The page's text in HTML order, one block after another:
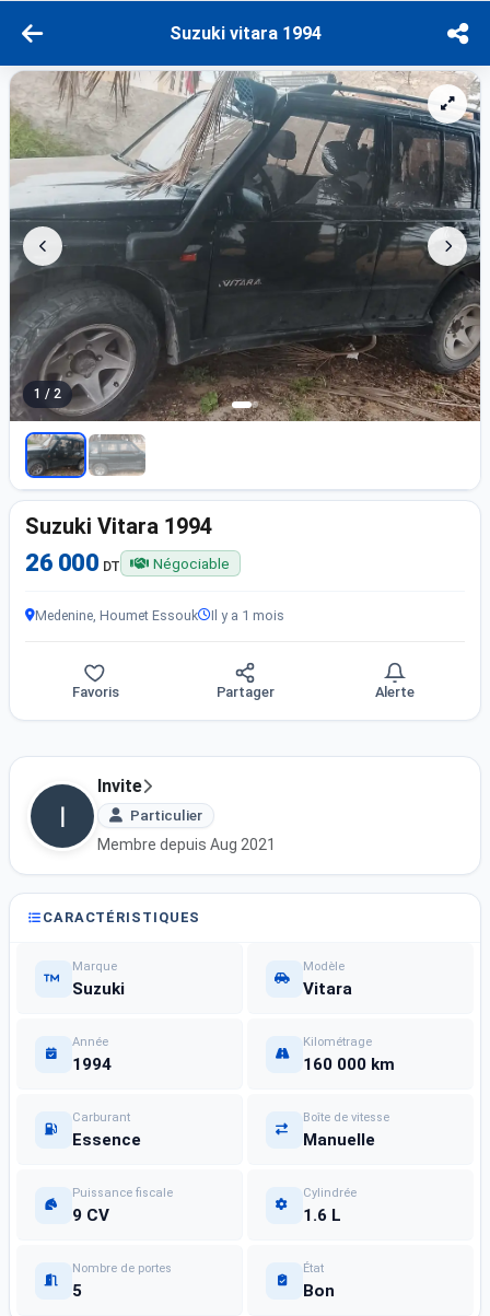
Suzuki vitara 1994
1 / 2
Suzuki Vitara 1994
26 000 DT Négociable
Medenine, Houmet Essouk Il y a 1 mois
Favoris Partager Alerte
Invite
Particulier
Membre depuis Aug 2021
CARACTÉRISTIQUES
Marque
Suzuki
Modèle
Vitara
Année
1994
Kilométrage
160 000 km
Carburant
Essence
Boîte de vitesse
Manuelle
Puissance fiscale
9 CV
Cylindrée
1.6 L
Nombre de portes
5
État
Bon